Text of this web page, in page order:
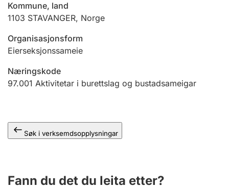
Ektepaktrettleiaren
Andre tema
Kommune, land
1103 STAVANGER, Norge
Organisasjonsform
Eierseksjonssameie
Næringskode
97.001 Aktivitetar i burettslag og bustadsameigar
Søk i verksemdsopplysningar
Fann du det du leita etter?